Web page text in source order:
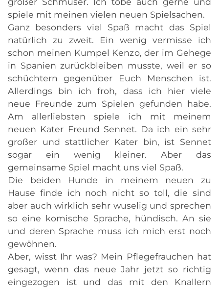
spiele mit meinen vielen neuen Spielsachen.
Ganz besonders viel Spaß macht das Spiel
natürlich zu zweit. Ein wenig vermisse ich
schon meinen Kumpel Kenzo, der im Gehege
in Spanien zurückbleiben musste, weil er so
schüchtern gegenüber Euch Menschen ist.
Allerdings bin ich froh, dass ich hier viele
neue Freunde zum Spielen gefunden habe.
Am allerliebsten spiele ich mit meinem
neuen Kater Freund Sennet. Da ich ein sehr
großer und stattlicher Kater bin, ist Sennet
sogar ein wenig kleiner. Aber das
gemeinsame Spiel macht uns viel Spaß.
Die beiden Hunde in meinem neuen zu
Hause finde ich noch nicht so toll, die sind
aber auch wirklich sehr wuselig und sprechen
so eine komische Sprache, hündisch. An sie
und deren Sprache muss ich mich erst noch
gewöhnen.
Aber, wisst Ihr was? Mein Pflegefrauchen hat
gesagt, wenn das neue Jahr jetzt so richtig
eingezogen ist und das mit den Knallern